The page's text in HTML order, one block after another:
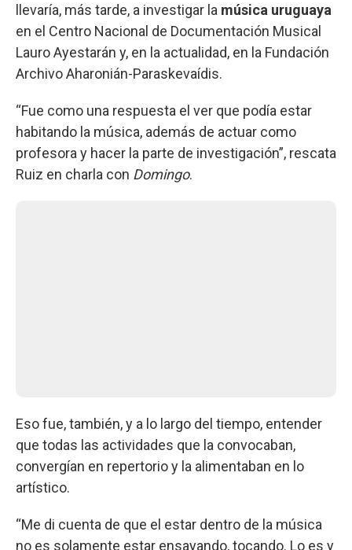
llevaría, más tarde, a investigar la música uruguaya
en el Centro Nacional de Documentación Musical
Lauro Ayestarán y, en la actualidad, en la Fundación
Archivo Aharonián-Paraskevaídis.
“Fue como una respuesta el ver que podía estar
habitando la música, además de actuar como
profesora y hacer la parte de investigación”, rescata
Ruiz en charla con Domingo.
Eso fue, también, y a lo largo del tiempo, entender
que todas las actividades que la convocaban,
convergían en repertorio y la alimentaban en lo
artístico.
“Me di cuenta de que el estar dentro de la música
no es solamente estar ensayando, tocando. Lo es y